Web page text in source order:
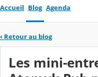
Accueil Blog Agenda
‹ Retour au blog
Les mini-